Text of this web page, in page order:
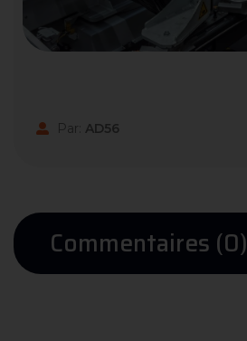
Par: AD56
Commentaires (0)